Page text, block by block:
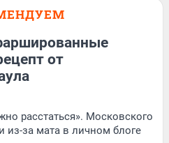
от
расстаться». Московского
из-за мата в личном блоге